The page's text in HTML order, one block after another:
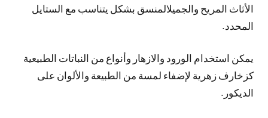
الأثاث المريح والجميلالمنسق بشكل يتناسب مع الستايل
المحدد.
يمكن استخدام الورود والازهار وأنواع من النباتات الطبيعية
كزخارف زهرية لإضفاء لمسة من الطبيعة والألوان على
الديكور.